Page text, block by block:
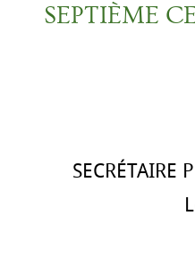
SEPTIÈME
SECRÉTAIRE